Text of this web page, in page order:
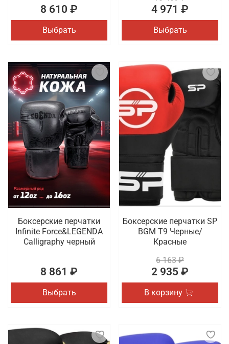
8 610 ₽
Выбрать
4 971 ₽
Выбрать
Боксерские перчатки
Infinite Force&LEGENDA
Calligraphy черный
8 861 ₽
Выбрать
Боксерские перчатки SP
BGM T9 Черные/
Красные
6 163 ₽
2 935 ₽
В корзину